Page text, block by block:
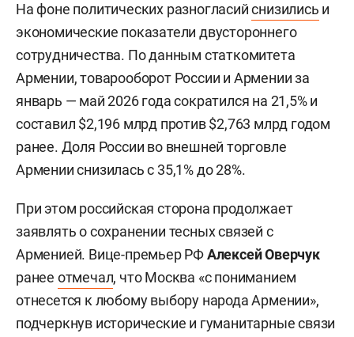
На фоне политических разногласийснизились и
экономические показатели двустороннего
сотрудничества. По данным статкомитета
Армении, товарооборот России и Армении за
январь — май 2026 года сократился на 21,5% и
составил $2,196 млрд против $2,763 млрд годом
ранее. Доля России во внешней торговле
Армении снизилась с 35,1% до 28%.
При этом российская сторона продолжает
заявлять о сохранении тесных связей с
Арменией. Вице-премьер РФАлексей Оверчук
ранее отмечал, что Москва «с пониманием
отнесется к любому выбору народа Армении»,
подчеркнув исторические и гуманитарные связи